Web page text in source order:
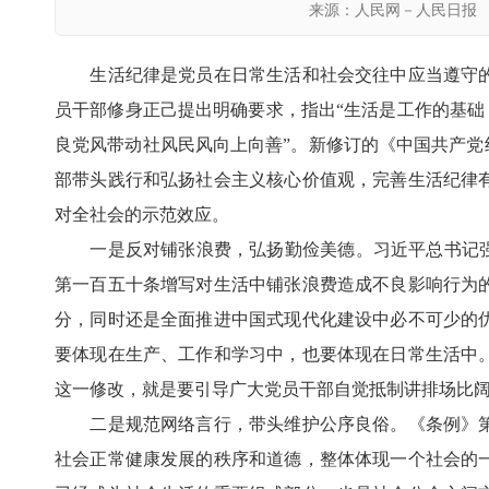
来源：人民网－人民日报
生活纪律是党员在日常生活和社会交往中应当遵守
员干部修身正己提出明确要求，指出“生活是工作的基
良党风带动社风民风向上向善”。新修订的《中国共产
部带头践行和弘扬社会主义核心价值观，完善生活纪
对全社会的示范效应。
一是反对铺张浪费，弘扬勤俭美德。习近平总书记
第一百五十条增写对生活中铺张浪费造成不良影响行
分，同时还是全面推进中国式现代化建设中必不可少
要体现在生产、工作和学习中，也要体现在日常生活
这一修改，就是要引导广大党员干部自觉抵制讲排场比
二是规范网络言行，带头维护公序良俗。《条例》
社会正常健康发展的秩序和道德，整体体现一个社会